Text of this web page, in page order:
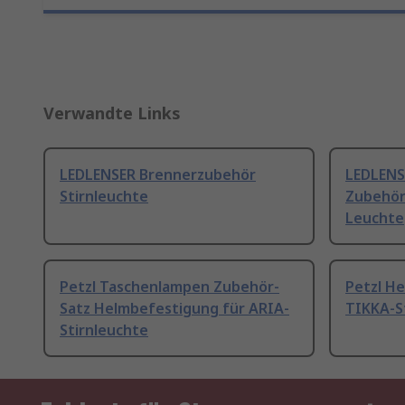
Verwandte Links
LEDLENSER Brennerzubehör
Stirnleuchte
Leuchte
Petzl Taschenlampen Zubehör-
Satz Helmbefestigung für ARIA-
Stirnleuchte
Petzl
TIKKA-